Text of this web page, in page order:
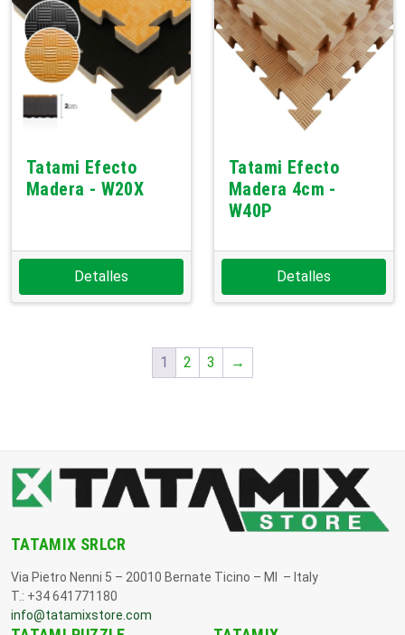
Tatami Efecto
Madera - W20X
Detalles
Tatami Efecto
Madera 4cm -
W40P
Detalles
1 2 3 →
TATAMIX SRLCR
Via Pietro Nenni 5 – 20010 Bernate Ticino – MI – Italy
T.: +34 641771180
info@tatamixstore.com